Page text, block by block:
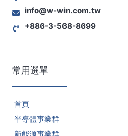
info@w-win.com.tw
+886-3-568-8699
常用選單
首頁
半導體事業群